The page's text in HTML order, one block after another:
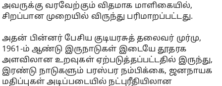
அவருக்கு வரவேற்கும் விதமாக மாளிகையில்,
சிறப்பான முறையில் விருந்து பரிமாறப்பட்டது.
அதன் பின்னர் பேசிய குடியரசுத் தலைவர் முர்மு,
1961-ம் ஆண்டு இருநாடுகள் இடையே தூதரக
அளவிலான உறவுகள் ஏற்படுத்தப்பட்டதில் இருந்து,
இரண்டு நாடுகளும் பரஸ்பர நம்பிக்கை, ஜனநாயக
மதிப்புகள் அடிப்படையில் நட்புரீதியிலான